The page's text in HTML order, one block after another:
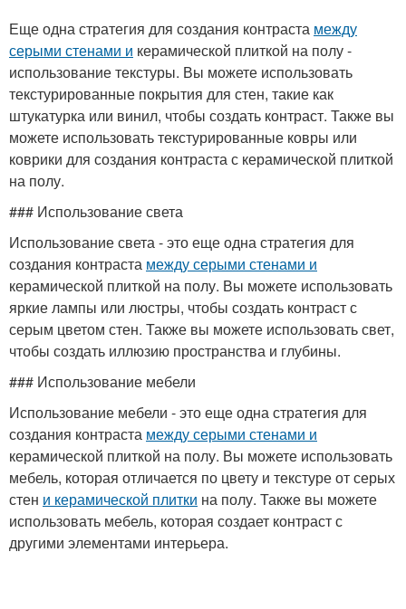
Еще одна стратегия для создания контраста между
серыми стенами и керамической плиткой на полу -
использование текстуры. Вы можете использовать
текстурированные покрытия для стен, такие как
штукатурка или винил, чтобы создать контраст. Также вы
можете использовать текстурированные ковры или
коврики для создания контраста с керамической плиткой
на полу.
### Использование света
Использование света - это еще одна стратегия для
создания контраста между серыми стенами и
керамической плиткой на полу. Вы можете использовать
яркие лампы или люстры, чтобы создать контраст с
серым цветом стен. Также вы можете использовать свет,
чтобы создать иллюзию пространства и глубины.
### Использование мебели
Использование мебели - это еще одна стратегия для
создания контраста между серыми стенами и
керамической плиткой на полу. Вы можете использовать
мебель, которая отличается по цвету и текстуре от серых
стен и керамической плитки на полу. Также вы можете
использовать мебель, которая создает контраст с
другими элементами интерьера.